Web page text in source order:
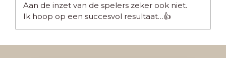
Aan de inzet van de spelers zeker ook niet.
Ik hoop op een succesvol resultaat…👍